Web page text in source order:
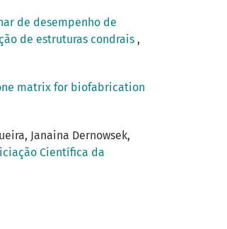
de desempenho de
de estruturas condrais ,
matrix for biofabrication
Janaina Dernowsek,
Científica da